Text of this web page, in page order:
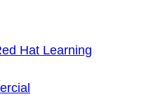
Hat Learning